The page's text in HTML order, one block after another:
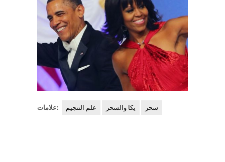
علامات: علم التنجيم يكا والسحر سحر